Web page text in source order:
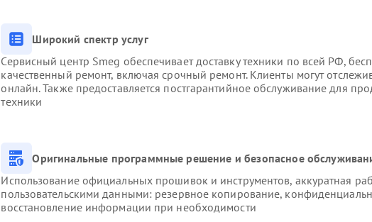
Широкий спектр услуг
Сервисный центр Smeg обеспечивает доставку техники по всей РФ,
качественный ремонт, включая срочный ремонт. Клиенты могут
онлайн. Также предоставляется постгарантийное обслуживание для
техники
Оригинальные программные решение и безопасное
Использование официальных прошивок и инструментов, аккуратная
пользовательскими данными: резервное копирование,
восстановление информации при необходимости